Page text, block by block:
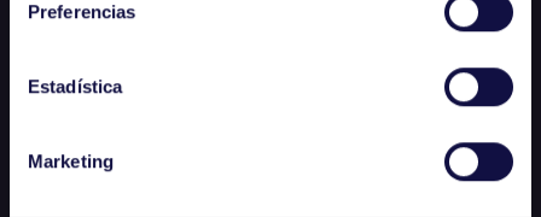
Preferencias
Estadística
Marketing